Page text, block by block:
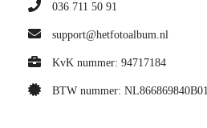
036 711 50 91
support@hetfotoalbum.nl
KvK nummer: 94717184
BTW nummer: NL866869840B01